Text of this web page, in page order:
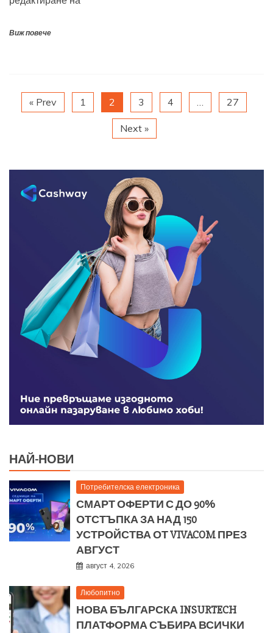
Виж повече
« Prev 1 2 3 4 … 27
Next »
НАЙ-НОВИ
Потребителска електроника
СМАРТ ОФЕРТИ С ДО 90%
ОТСТЪПКА ЗА НАД 150
УСТРОЙСТВА ОТ VIVACOM ПРЕЗ
АВГУСТ
август 4, 2026
Любопитно
НОВА БЪЛГАРСКА INSURTECH
ПЛАТФОРМА СЪБИРА ВСИЧКИ